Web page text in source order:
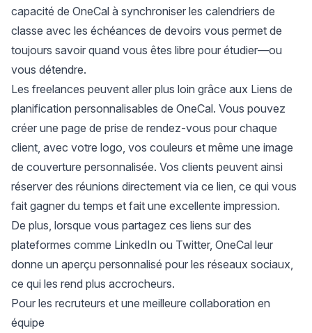
capacité de OneCal à synchroniser les calendriers de
classe avec les échéances de devoirs vous permet de
toujours savoir quand vous êtes libre pour étudier—ou
vous détendre.
Les freelances peuvent aller plus loin grâce aux Liens de
planification personnalisables de OneCal. Vous pouvez
créer une page de prise de rendez-vous pour chaque
client, avec votre logo, vos couleurs et même une image
de couverture personnalisée. Vos clients peuvent ainsi
réserver des réunions directement via ce lien, ce qui vous
fait gagner du temps et fait une excellente impression.
De plus, lorsque vous partagez ces liens sur des
plateformes comme LinkedIn ou Twitter, OneCal leur
donne un aperçu personnalisé pour les réseaux sociaux,
ce qui les rend plus accrocheurs.
Pour les recruteurs et une meilleure collaboration en
équipe